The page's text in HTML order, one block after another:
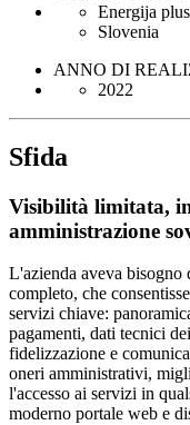
Energija
Slovenia
ANNO DI
2022
Sfida
Visibilità limitata,
amministrazione
L'azienda aveva bisogno
completo, che
servizi chiave:
pagamenti, dati tecnici
fidelizzazione e
oneri amministrativi,
l'accesso ai servizi in
moderno portale web e